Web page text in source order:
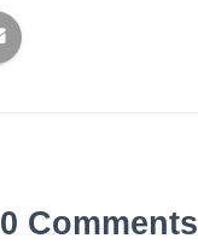
0 Comments